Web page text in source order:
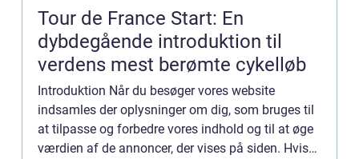
Tour de France Start: En
dybdegående introduktion til
verdens mest berømte cykelløb
Introduktion Når du besøger vores website
indsamles der oplysninger om dig, som bruges til
at tilpasse og forbedre vores indhold og til at øge
værdien af de annoncer, der vises på siden. Hvis